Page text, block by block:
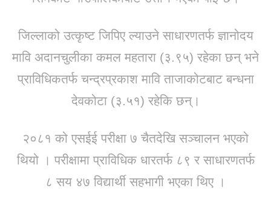
जिल्लाको उत्कृष्ट जिपिए ल्याउने साधारणतर्फ ज्ञानोदय
मावि अदानचुलीका कमल महतारा (३.९५) रहेका छन् भने
प्राविधिकतर्फ चन्द्रप्रकाश मावि ताजाकोटबाट बन्धना
देवकोटा (३.५१) रहेकि छन्।
२०८१ को एसईई परीक्षा ७ चैतदेखि सञ्चालन भएको
थियो । परीक्षामा प्राविधिक धारतर्फ ८९ र साधारणतर्फ
८ सय ४७ विद्यार्थी सहभागी भएका थिए ।